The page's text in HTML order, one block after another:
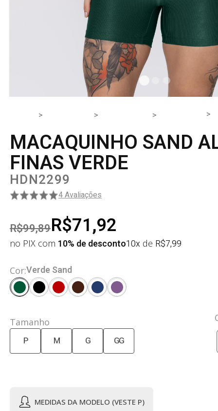
MACAQUINHO SAND
FINAS VERDE
HDN2299
4 Avaliações
R$99,89R$71,92
no PIX com 10% de desconto10x de R$7,99
Cor:Verde Sand
Tamanho
P M G GG
MEDIDAS DA MODELO (VESTE P)